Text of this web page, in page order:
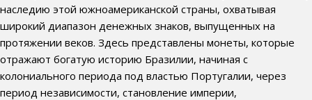
наследию этой южноамериканской страны, охватывая
широкий диапазон денежных знаков, выпущенных на
протяжении веков. Здесь представлены монеты, которые
отражают богатую историю Бразилии, начиная с
колониального периода под властью Португалии, через
период независимости, становление империи,